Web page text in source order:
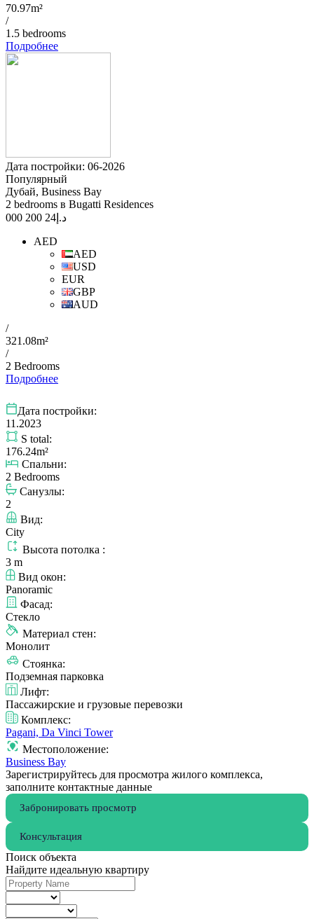
70.97m²
/
1.5 bedrooms
Подробнее
Дата постройки: 06-2026
Популярный
Дубай, Business Bay
2 bedrooms в Bugatti Residences
د.إ 24 200 000
AED
AED
USD
EUR
GBP
AUD
/
321.08m²
/
2 Bedrooms
Подробнее
Дата постройки:
11.2023
S total:
176.24m²
Спальни:
2 Bedrooms
Санузлы:
2
Вид:
City
Высота потолка :
3 m
Вид окон:
Panoramic
Фасад:
Стекло
Материал стен:
Монолит
Стоянка:
Подземная парковка
Лифт:
Пассажирские и грузовые перевозки
Комплекс:
Pagani, Da Vinci Tower
Местоположение:
Business Bay
Зарегистрируйтесь для просмотра жилого комплекса,
заполните контактные данные
Забронировать просмотр
Консультация
Поиск объекта
Найдите идеальную квартиру